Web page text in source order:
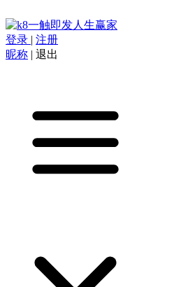
登录 | 注册
昵称 | 退出